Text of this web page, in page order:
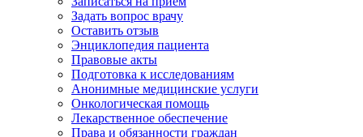
Задать вопрос врачу
Оставить отзыв
Энциклопедия пациента
Правовые акты
Подготовка к исследованиям
Анонимные медицинские услуги
Онкологическая помощь
Лекарственное обеспечение
Права и обязанности граждан